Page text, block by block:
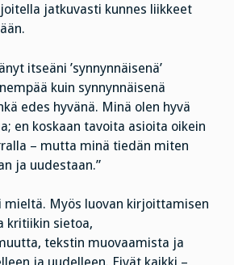
jatkuvasti kunnes liikkeet
itseäni ’synnynnäisenä’
kuin synnynnäisenä
edes hyvänä. Minä olen hyvä
en koskaan tavoita asioita oikein
– mutta minä tiedän miten
ja uudestaan.”
mieltä. Myös luovan kirjoittamisen
kritiikin sietoa,
tekstin muovaamista ja